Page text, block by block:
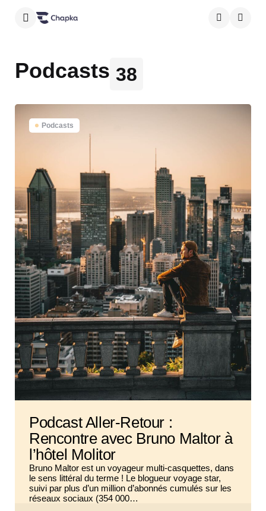
38
Podcasts
Podcasts
Podcast Aller-Retour :
Rencontre avec Bruno Maltor à
l’hôtel Molitor
Bruno Maltor est un voyageur multi-casquettes, dans
le sens littéral du terme ! Le blogueur voyage star,
suivi par plus d’un million d’abonnés cumulés sur les
réseaux sociaux (354 000…